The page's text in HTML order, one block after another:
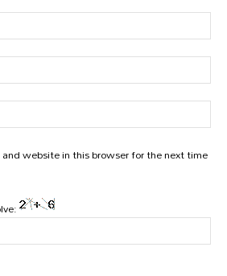
website in this browser for the next time